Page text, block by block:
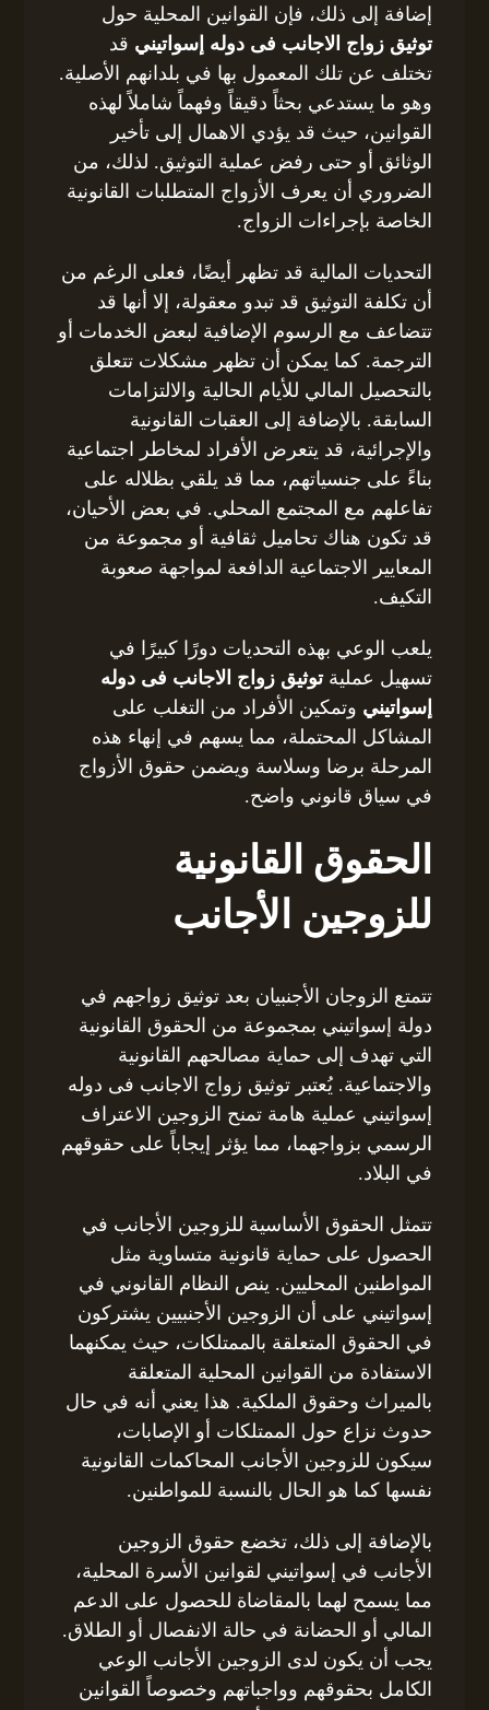
إضافة إلى ذلك، فإن القوانين المحلية حول
توثيق زواج الاجانب فى دوله إسواتيني قد
تختلف عن تلك المعمول بها في بلدانهم الأصلية.
وهو ما يستدعي بحثاً دقيقاً وفهماً شاملاً لهذه
القوانين، حيث قد يؤدي الاهمال إلى تأخير
الوثائق أو حتى رفض عملية التوثيق. لذلك، من
الضروري أن يعرف الأزواج المتطلبات القانونية
الخاصة بإجراءات الزواج.
التحديات المالية قد تظهر أيضًا، فعلى الرغم من
أن تكلفة التوثيق قد تبدو معقولة، إلا أنها قد
تتضاعف مع الرسوم الإضافية لبعض الخدمات أو
الترجمة. كما يمكن أن تظهر مشكلات تتعلق
بالتحصيل المالي للأيام الحالية والالتزامات
السابقة. بالإضافة إلى العقبات القانونية
والإجرائية، قد يتعرض الأفراد لمخاطر اجتماعية
بناءً على جنسياتهم، مما قد يلقي بظلاله على
تفاعلهم مع المجتمع المحلي. في بعض الأحيان،
قد تكون هناك تحاميل ثقافية أو مجموعة من
المعايير الاجتماعية الدافعة لمواجهة صعوبة
التكيف.
يلعب الوعي بهذه التحديات دورًا كبيرًا في
تسهيل عمليةتوثيق زواج الاجانب فى دوله
إسواتيني وتمكين الأفراد من التغلب على
المشاكل المحتملة، مما يسهم في إنهاء هذه
المرحلة برضا وسلاسة ويضمن حقوق الأزواج
في سياق قانوني واضح.
الحقوق القانونية
للزوجين الأجانب
تتمتع الزوجان الأجنبيان بعد توثيق زواجهم في
دولة إسواتيني بمجموعة من الحقوق القانونية
التي تهدف إلى حماية مصالحهم القانونية
والاجتماعية. يُعتبر توثيق زواج الاجانب فى دوله
إسواتيني عملية هامة تمنح الزوجين الاعتراف
الرسمي بزواجهما، مما يؤثر إيجاباً على حقوقهم
في البلاد.
تتمثل الحقوق الأساسية للزوجين الأجانب في
الحصول على حماية قانونية متساوية مثل
المواطنين المحليين. ينص النظام القانوني في
إسواتيني على أن الزوجين الأجنبيين يشتركون
في الحقوق المتعلقة بالممتلكات، حيث يمكنهما
الاستفادة من القوانين المحلية المتعلقة
بالميراث وحقوق الملكية. هذا يعني أنه في حال
حدوث نزاع حول الممتلكات أو الإصابات،
سيكون للزوجين الأجانب المحاكمات القانونية
نفسها كما هو الحال بالنسبة للمواطنين.
بالإضافة إلى ذلك، تخضع حقوق الزوجين
الأجانب في إسواتيني لقوانين الأسرة المحلية،
مما يسمح لهما بالمقاضاة للحصول على الدعم
المالي أو الحضانة في حالة الانفصال أو الطلاق.
يجب أن يكون لدى الزوجين الأجانب الوعي
الكامل بحقوقهم وواجباتهم وخصوصاً القوانين